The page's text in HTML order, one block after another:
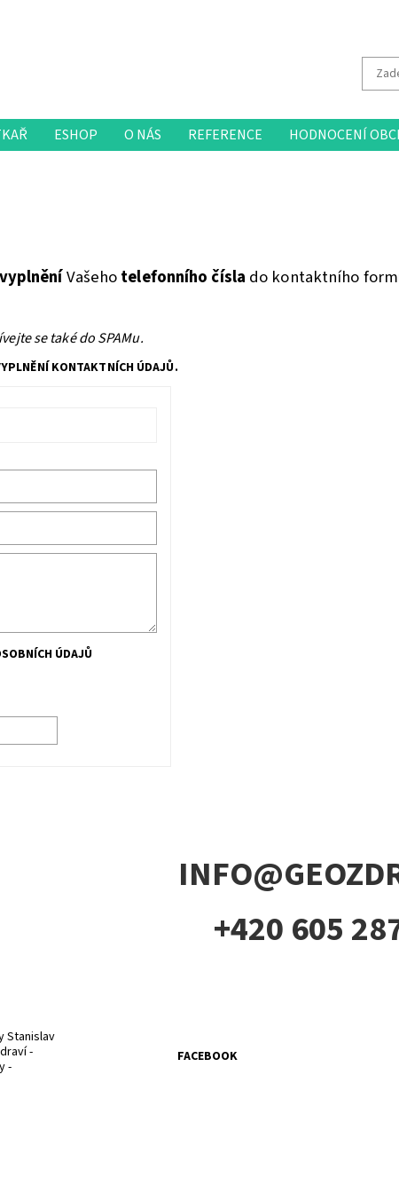
ESHOP O NÁS REFERENCE HODNOCENÍ
vyplněníVašehotelefonního čísla do kontaktního
se také do SPAMu.
KONTAKTNÍCH ÚDAJŮ.
ÚDAJŮ
+420 605
Stanislav
-
-
FACEBOOK